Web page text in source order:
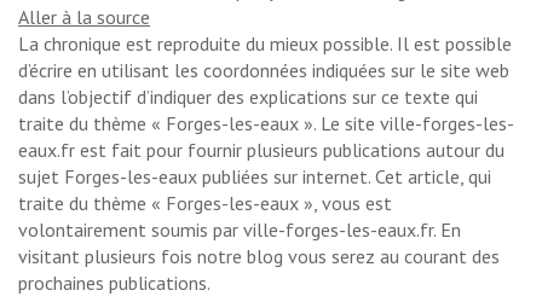
Aller à la source
La chronique est reproduite du mieux possible. Il est possible
d’écrire en utilisant les coordonnées indiquées sur le site web
dans l’objectif d’indiquer des explications sur ce texte qui
traite du thème « Forges-les-eaux ». Le site ville-forges-les-
eaux.fr est fait pour fournir plusieurs publications autour du
sujet Forges-les-eaux publiées sur internet. Cet article, qui
traite du thème « Forges-les-eaux », vous est
volontairement soumis par ville-forges-les-eaux.fr. En
visitant plusieurs fois notre blog vous serez au courant des
prochaines publications.